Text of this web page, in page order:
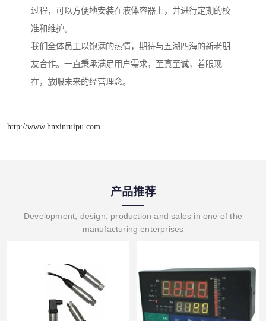
过程，可以方便地安装在液体容器上，并进行定期的校
准和维护。
我们全体员工以饱满的热情，期待与五湖四海的新老朋
友合作。一直秉承满足用户需求，至真至诚，着眼现
在，放眼未来的经营理念。
http://www.hnxinruipu.com
产品推荐
Development, design, production and sales in one of the
manufacturing enterprises